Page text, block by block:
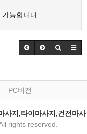
능합니다.
PC버전
사지,타이마사지,건전마사
rights reserved.